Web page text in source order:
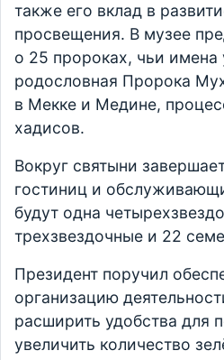
также его вклад в
просвещения. В музее
о 25 пророках, чьи
родословная Пророка
в Мекке и Медине,
хадисов.
Вокруг святыни
гостиниц и
будут одна
трехзвездочные и 22
Президент поручил
организацию
расширить удобства для
увеличить количество